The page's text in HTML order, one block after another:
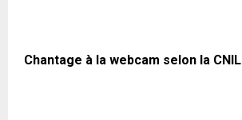
Chantage à la webcam selon la CNIL